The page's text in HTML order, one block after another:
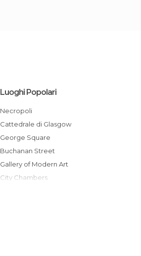
Luoghi Popolari
Necropoli
Cattedrale di Glasgow
George Square
Buchanan Street
Gallery of Modern Art
City Chambers